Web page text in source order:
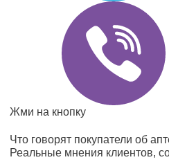
Жми на кнопку
Что говорят покупатели об
Реальные мнения клиентов,